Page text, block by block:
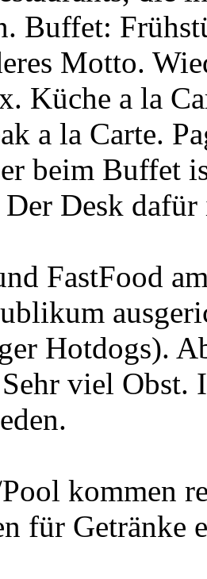
Buffet:
Motto.
Küche a la
a la Carte.
beim Buffet
Desk
FastFood
Hotdogs).
viel
kommen
für Getränke